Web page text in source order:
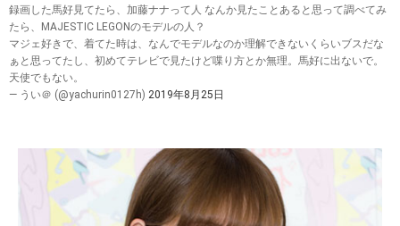
録画した馬好見てたら、加藤ナナって人 なんか見たことあると思って調べてみ
たら、MAJESTIC LEGONのモデルの人？
マジェ好きで、着てた時は、なんでモデルなのか理解できないくらいブスだな
ぁと思ってたし、初めてテレビで見たけど喋り方とか無理。馬好に出ないで。
天使でもない。
— うい＠ (@yachurin0127h) 2019年8月25日